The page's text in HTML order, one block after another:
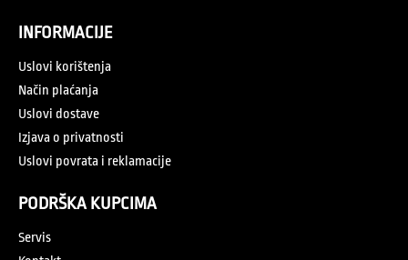
INFORMACIJE
Uslovi korištenja
Način plaćanja
Uslovi dostave
Izjava o privatnosti
Uslovi povrata i reklamacije
PODRŠKA KUPCIMA
Servis